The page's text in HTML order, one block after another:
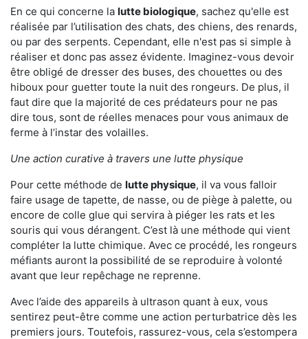
En ce qui concerne la lutte biologique, sachez qu'elle est
réalisée par l’utilisation des chats, des chiens, des renards,
ou par des serpents. Cependant, elle n'est pas si simple à
réaliser et donc pas assez évidente. Imaginez-vous devoir
être obligé de dresser des buses, des chouettes ou des
hiboux pour guetter toute la nuit des rongeurs. De plus, il
faut dire que la majorité de ces prédateurs pour ne pas
dire tous, sont de réelles menaces pour vous animaux de
ferme à l’instar des volailles.
Une action curative à travers une lutte physique
Pour cette méthode de lutte physique, il va vous falloir
faire usage de tapette, de nasse, ou de piège à palette, ou
encore de colle glue qui servira à piéger les rats et les
souris qui vous dérangent. C’est là une méthode qui vient
compléter la lutte chimique. Avec ce procédé, les rongeurs
méfiants auront la possibilité de se reproduire à volonté
avant que leur repêchage ne reprenne.
Avec l’aide des appareils à ultrason quant à eux, vous
sentirez peut-être comme une action perturbatrice dès les
premiers jours. Toutefois, rassurez-vous, cela s’estompera